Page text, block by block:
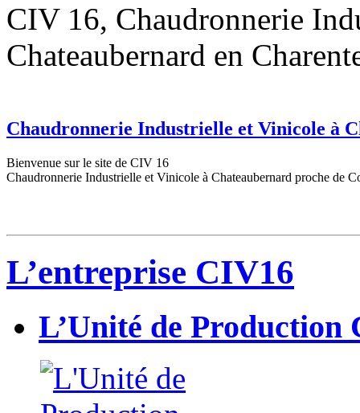
CIV 16, Chaudronnerie
Chateaubernard en
Chaudronnerie Industrielle et Vinicole à
Bienvenue sur le site de CIV 16
Chaudronnerie Industrielle et Vinicole à Chateaubernard proche de
L’entreprise CIV16
L’Unité de Production